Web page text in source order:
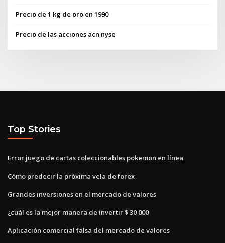
Precio de 1 kg de oro en 1990
Precio de las acciones acn nyse
Top Stories
Error juego de cartas coleccionables pokemon en línea
Cómo predecir la próxima vela de forex
Grandes inversiones en el mercado de valores
¿cuál es la mejor manera de invertir $ 30 000
Aplicación comercial falsa del mercado de valores